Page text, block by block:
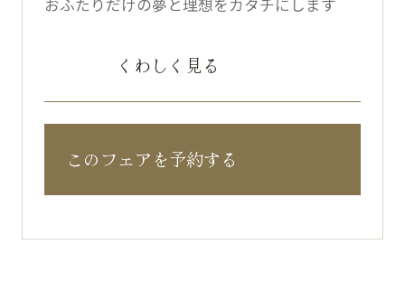
おふたりだけの夢と理想をカタチにします
くわしく見る
このフェアを予約する